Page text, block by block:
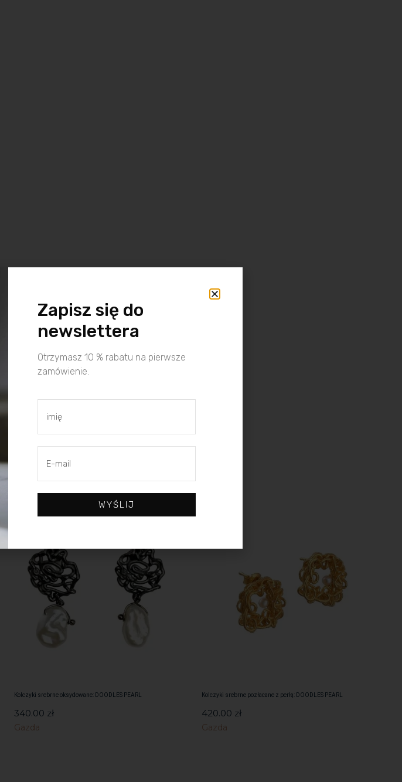
Kolczyki srebrne oksydowane: DOODLES PEARL
340.00 zł
Gazda
Kolczyki srebrne pozłacane z perłą: DOODLES PEARL
420.00 zł
Gazda
Zapisz się do
newslettera
Otrzymasz 10 % rabatu na pierwsze
zamówienie.
WYŚLIJ